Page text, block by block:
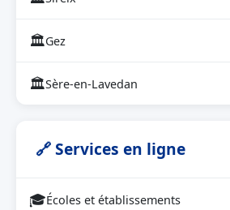
🏛Gez
🏛Sère-en-Lavedan
🔗 Services en ligne
🎓Écoles et établissements